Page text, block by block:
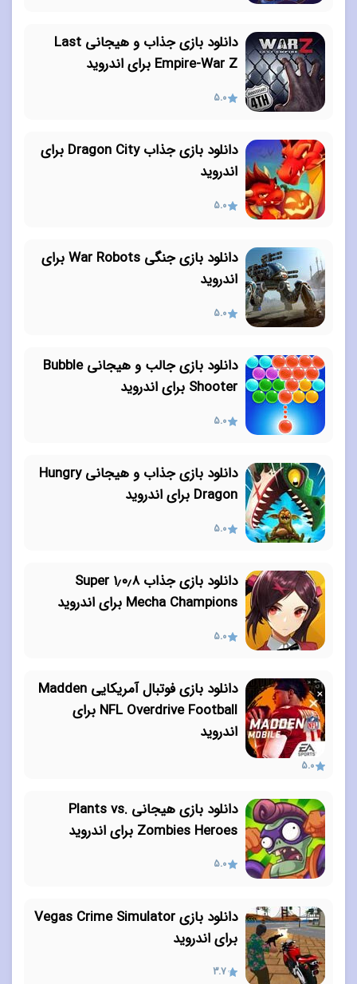
دانلود بازی جذاب و هیجانی Last
Empire-War Z برای اندروید
5.0
دانلود بازی جذاب Dragon City برای
اندروید
5.0
دانلود بازی جنگی War Robots برای
اندروید
5.0
دانلود بازی جالب و هیجانی Bubble
Shooter برای اندروید
5.0
دانلود بازی جذاب و هیجانی Hungry
Dragon برای اندروید
5.0
دانلود بازی جذاب ۱٫۰٫۸ Super
Mecha Champions برای اندروید
5.0
دانلود بازی فوتبال آمریکایی Madden
NFL Overdrive Football برای
اندروید
5.0
دانلود بازی هیجانی Plants vs.
Zombies Heroes برای اندروید
5.0
دانلود بازی Vegas Crime Simulator
برای اندروید
3.7